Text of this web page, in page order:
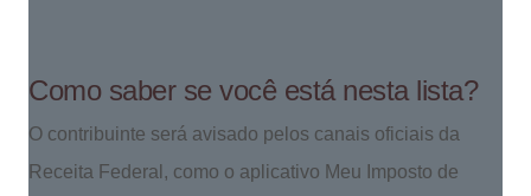
Como saber se você está nesta lista?
O contribuinte será avisado pelos canais oficiais da
Receita Federal, como o aplicativo Meu Imposto de